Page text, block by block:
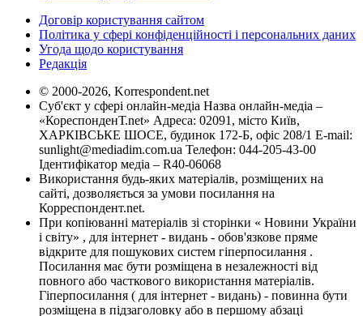
Договір користування сайтом
Політика у сфері конфіденційності і персональних даних
Угода щодо користування
Редакція
© 2000-2026, Korrespondent.net
Суб'єкт у сфері онлайн-медіа Назва онлайн-медіа –
«КореспонденТ.net» Адреса: 02091, місто Київ,
ХАРКІВСЬКЕ ШОСЕ, будинок 172-Б, офіс 208/1 E-mail:
sunlight@mediadim.com.ua Телефон: 044-205-43-00
Ідентифікатор медіа – R40-06068
Використання будь-яких матеріалів, розміщених на
сайті, дозволяється за умови посилання на
Корреспондент.net.
При копіюванні матеріалів зі сторінки « Новини України
і світу» , для інтернет - видань - обов'язкове пряме
відкрите для пошукових систем гіперпосилання .
Посилання має бути розміщена в незалежності від
повного або часткового використання матеріалів.
Гіперпосилання ( для інтернет - видань) - повинна бути
розміщена в підзаголовку або в першому абзаці